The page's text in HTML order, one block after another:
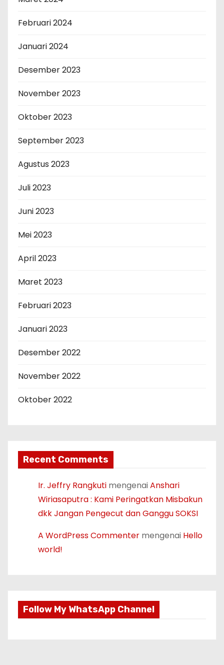
Februari 2024
Januari 2024
Desember 2023
November 2023
Oktober 2023
September 2023
Agustus 2023
Juli 2023
Juni 2023
Mei 2023
April 2023
Maret 2023
Februari 2023
Januari 2023
Desember 2022
November 2022
Oktober 2022
Recent Comments
Ir. Jeffry Rangkuti mengenaiAnshari
Wiriasaputra : Kami Peringatkan Misbakun
dkk Jangan Pengecut dan Ganggu SOKSI
A WordPress Commenter mengenai Hello
world!
Follow My WhatsApp Channel